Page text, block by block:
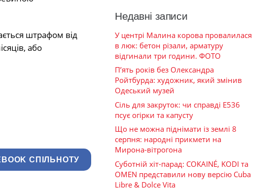
штрафом від
або
СПІЛЬНОТУ
Недавні записи
У центрі Малина корова провалилася
в люк: бетон різали, арматуру
відгинали три години. ФОТО
П’ять років без Олександра
Ройтбурда: художник, який змінив
Одеський музей
Сіль для закруток: чи справді Е536
псує огірки та капусту
Що не можна піднімати із землі 8
серпня: народні прикмети на
Мирона-вітрогона
Суботній хіт-парад: COKAINÉ, KODI та
OMEN представили нову версію Cuba
Libre & Dolce Vita